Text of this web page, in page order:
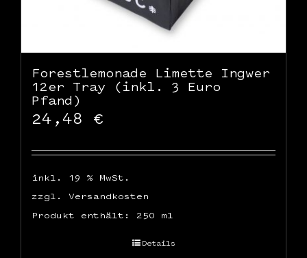
Forestlemonade Limette Ingwer
12er Tray (inkl. 3 Euro
Pfand)
24,48 €
inkl. 19 % MwSt.
zzgl. Versandkosten
Produkt enthält: 250 ml
Details